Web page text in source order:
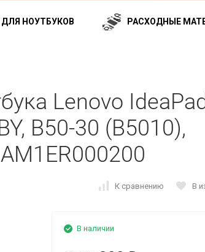
НОУТБУКОВ РАСХОДНЫЕ
Lenovo IdeaPad
B50-30 (B5010),
К сравнению В
В наличии